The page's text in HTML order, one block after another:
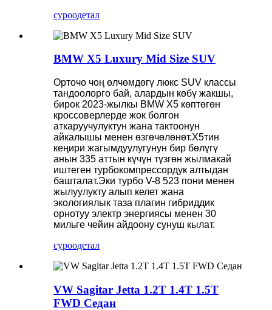
суроодетал
BMW X5 Luxury Mid Size SUV
Орточо чоң өлчөмдөгү люкс SUV классы
тандоолорго бай, алардын көбү жакшы,
бирок 2023-жылкы BMW X5 көптөгөн
кроссоверлерде жок болгон
аткаруучулуктун жана тактоонун
айкалышы менен өзгөчөлөнөт.X5тин
кеңири жагымдуулугунун бир бөлүгү
анын 335 аттын күчүн түзгөн жылмакай
иштеген турбокомпрессордук алтыдан
башталат.Эки турбо V-8 523 пони менен
жылуулукту алып келет жана
экологиялык таза плагин гибриддик
орнотуу электр энергиясы менен 30
мильге чейин айдоону сунуш кылат.
суроодетал
VW Sagitar Jetta 1.2T 1.4T 1.5T
FWD Седан